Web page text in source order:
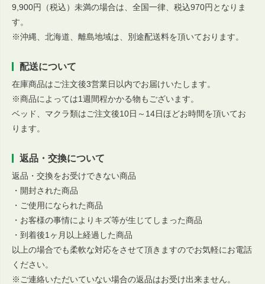
9,900円（税込）未満の場合は、全国一律、税込970円となりま
す。
※沖縄、北海道、離島地域は、別途配送料を頂いております。
配送について
在庫商品はご注文後3営業日以内でお届けいたします。
※商品によっては1週間程かかる物もございます。
ベッド、マクラ類はご注文後10日～14日ほどお時間を頂いてお
ります。
返品・交換について
返品・交換をお受けできない商品
・開封された商品
・ご使用になられた商品
・お客様の事情によりキズ等が生じてしまった商品
・到着後1ヶ月以上経過した商品
以上の場合でも柔軟な対応をさせて頂きますのでお気軽にお電話
ください。
※ご連絡いただいていない場合の返品はお受け出来ません。